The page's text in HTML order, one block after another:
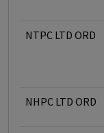
NTPC LTD ORD
NHPC LTD ORD